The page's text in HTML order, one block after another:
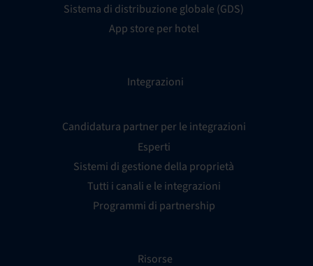
Sistema di distribuzione globale (GDS)
App store per hotel
Integrazioni
Candidatura partner per le integrazioni
Esperti
Sistemi di gestione della proprietà
Tutti i canali e le integrazioni
Programmi di partnership
Risorse